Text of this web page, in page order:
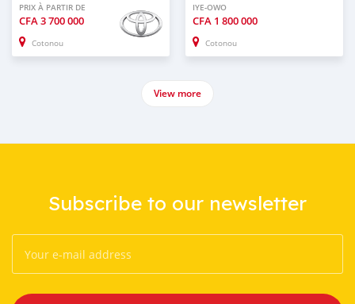
PRIX À PARTIR DE
CFA3 700 000
Cotonou
IYE-OWO
CFA 1 800 000
Cotonou
View more
Subscribe to our newsletter